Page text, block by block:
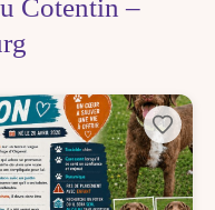
Cotentin –